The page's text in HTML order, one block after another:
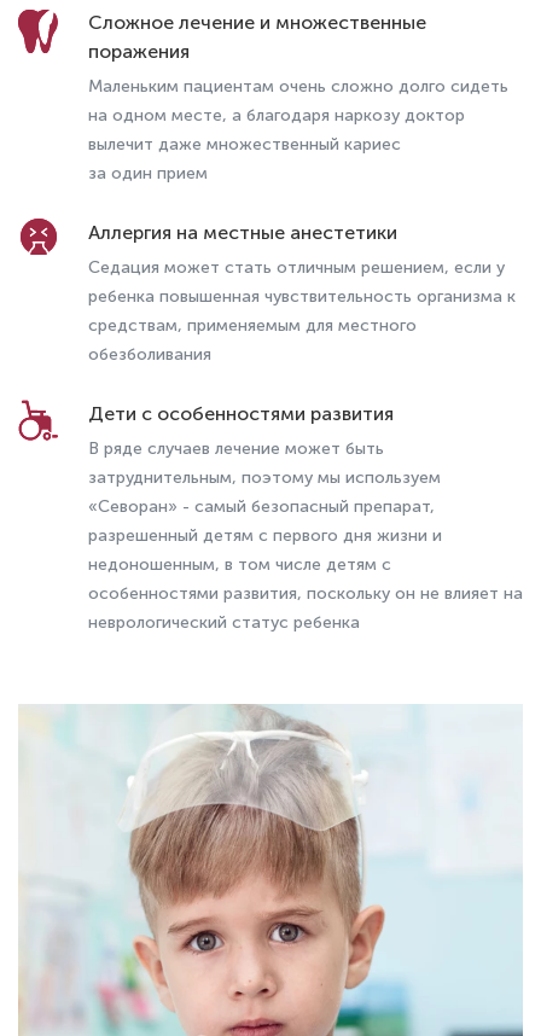
Сложное лечение и множественные
поражения
Маленьким пациентам очень сложно долго сидеть
на одном месте, а благодаря наркозу доктор
вылечит даже множественный кариес
за один прием
Аллергия на местные анестетики
Седация может стать отличным решением, если у
ребенка повышенная чувствительность организма к
средствам, применяемым для местного
обезболивания
Дети с особенностями развития
В ряде случаев лечение может быть
затруднительным, поэтому мы используем
«Севоран» - самый безопасный препарат,
разрешенный детям с первого дня жизни и
недоношенным, в том числе детям с
особенностями развития, поскольку он не влияет на
неврологический статус ребенка